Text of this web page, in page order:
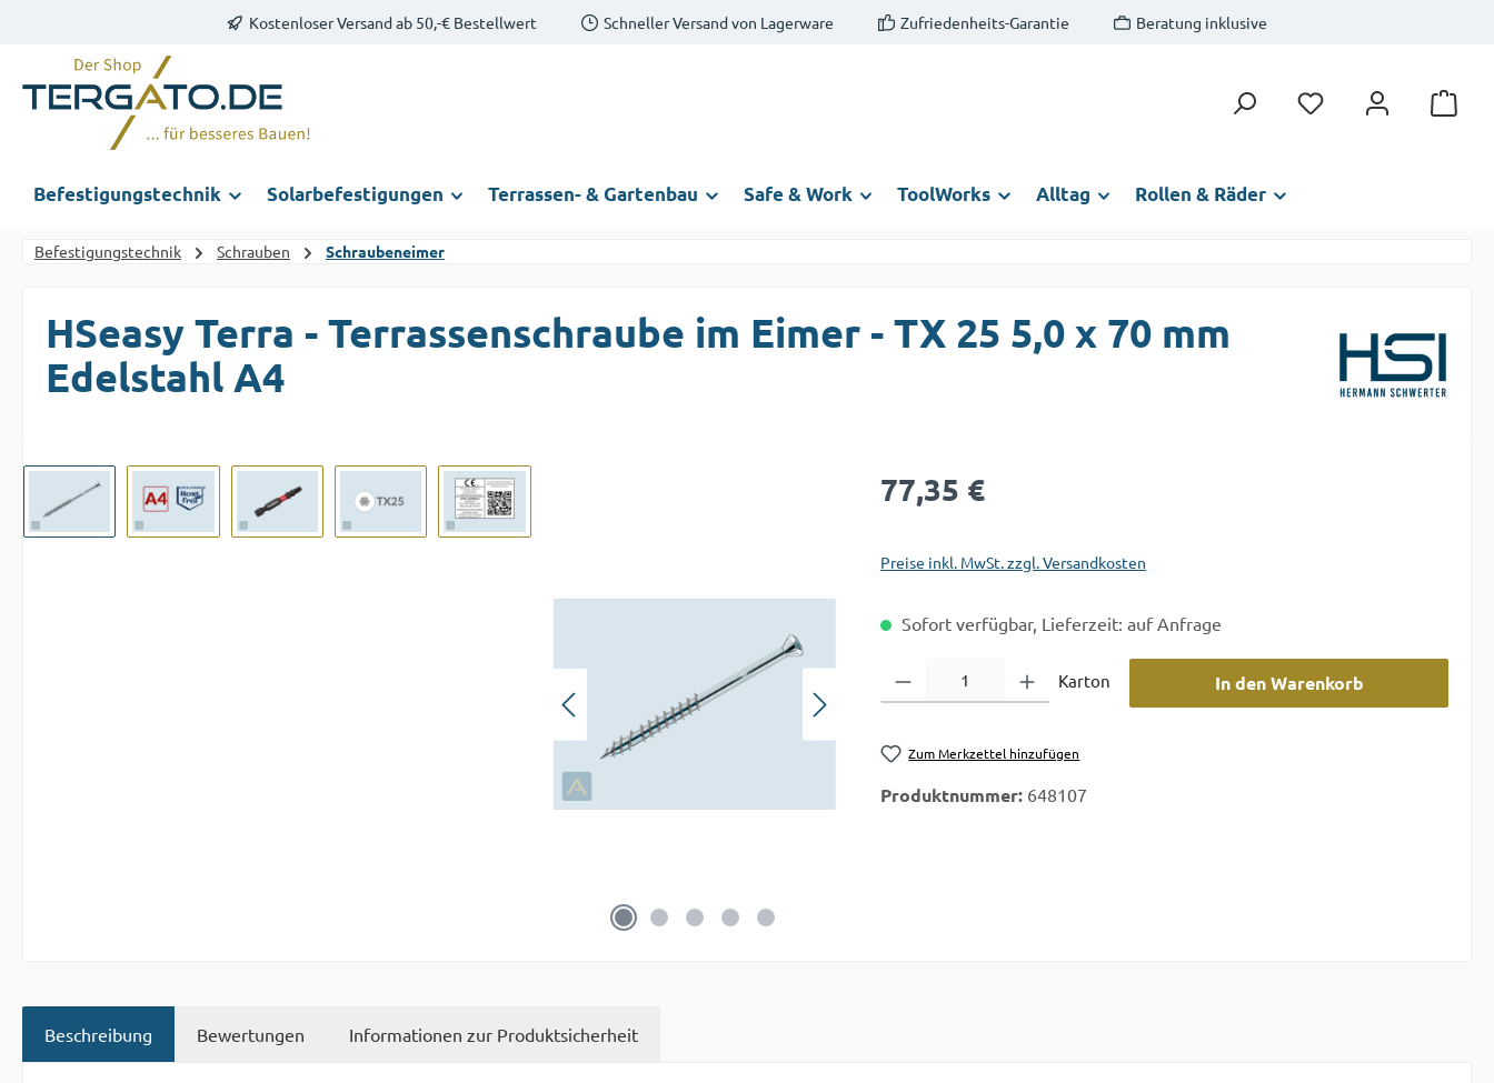
Zur Hauptnavigation springenKostenloser Versand ab 50,-€ Bestellwert Schneller Versand von Lagerware Zufriedenheits-Garantie Beratung inklusive
Du hast 0 Produkte auf
Befestigungstechnik Solarbefestigungen Terrassen- & Gartenbau Safe & Work ToolWorks Alltag Rollen & Räder
Befestigungstechnik Schrauben Schraubeneimer
HSeasy Terra - Terrassenschraube im Eimer - TX 25 5,0 x 70 mm
Edelstahl A4
Bildergalerie überspringen Regulärer Preis:
77,35 €
Preise inkl. MwSt. zzgl. Versandkosten
Sofort verfügbar, Lieferzeit: auf Anfrage
Karton In den Warenkorb
Zum Merkzettel hinzufügen
Produktnummer: 648107
Beschreibung Bewertungen Informationen zur Produktsicherheit